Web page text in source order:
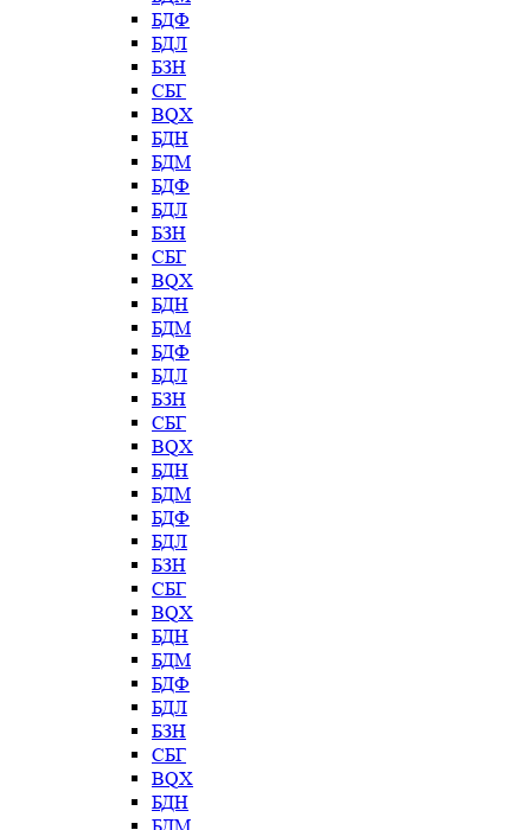
БДФ
БДЛ
БЗН
СБГ
BQX
БДН
БДМ
БДФ
БДЛ
БЗН
СБГ
BQX
БДН
БДМ
БДФ
БДЛ
БЗН
СБГ
BQX
БДН
БДМ
БДФ
БДЛ
БЗН
СБГ
BQX
БДН
БДМ
БДФ
БДЛ
БЗН
СБГ
BQX
БДН